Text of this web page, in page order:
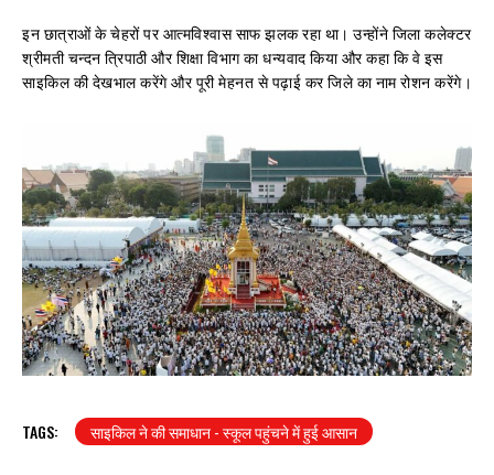
इन छात्राओं के चेहरों पर आत्मविश्वास साफ झलक रहा था। उन्होंने जिला कलेक्टर
श्रीमती चन्दन त्रिपाठी और शिक्षा विभाग का धन्यवाद किया और कहा कि वे इस
साइकिल की देखभाल करेंगे और पूरी मेहनत से पढ़ाई कर जिले का नाम रोशन करेंगे।
TAGS: साइकिल ने की समाधान - स्कूल पहुंचने में हुई आसान